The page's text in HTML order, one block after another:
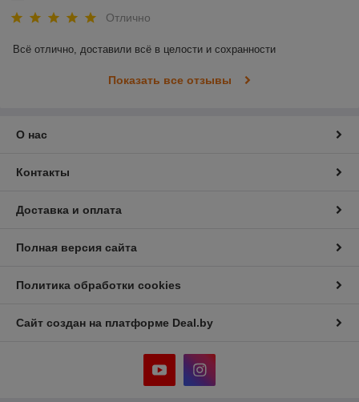
Отлично
Всё отлично, доставили всё в целости и сохранности
Показать все отзывы
О нас
Контакты
Доставка и оплата
Полная версия сайта
Политика обработки cookies
Сайт создан на платформе Deal.by